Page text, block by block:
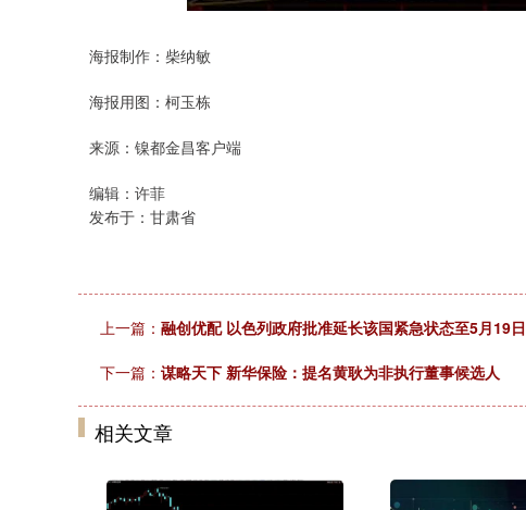
海报制作：柴纳敏
海报用图：柯玉栋
来源：镍都金昌客户端
编辑：许菲
发布于：甘肃省
上一篇： 融创优配 以色列政府批准延长该国紧急状态至5月19日
下一篇： 谋略天下 新华保险：提名黄耿为非执行董事候选人
相关文章
0.57% 深证成指